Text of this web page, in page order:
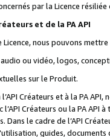
par la Licence
et de la PA API
Licence, nous pouvons
ou vidéo, logos,
sur le Produit.
Créateurs et à la PA
Créateurs ou la PA
Dans le cadre de l’API
guides,